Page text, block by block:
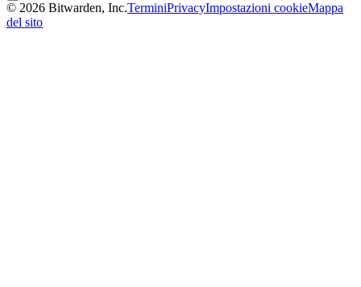
© 2026 Bitwarden, Inc.TerminiPrivacyImpostazioni cookieMappa
del sito